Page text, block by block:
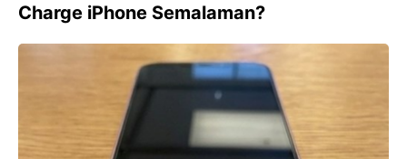
Charge iPhone Semalaman?